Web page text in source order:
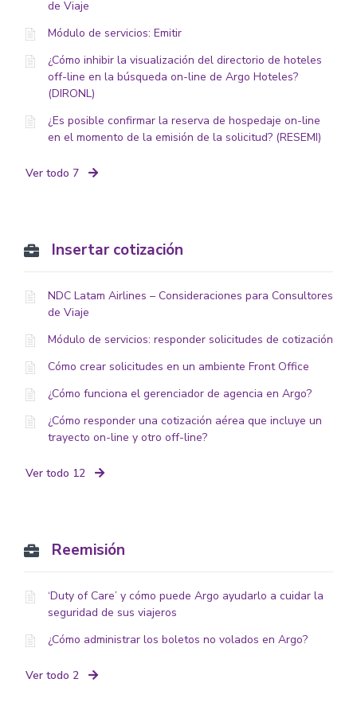
de Viaje
Módulo de servicios: Emitir
¿Cómo inhibir la visualización del directorio de hoteles
off-line en la búsqueda on-line de Argo Hoteles?
(DIRONL)
¿Es posible confirmar la reserva de hospedaje on-line
en el momento de la emisión de la solicitud? (RESEMI)
Ver todo 7
Insertar cotización
NDC Latam Airlines – Consideraciones para Consultores
de Viaje
Módulo de servicios: responder solicitudes de cotización
Cómo crear solicitudes en un ambiente Front Office
¿Cómo funciona el gerenciador de agencia en Argo?
¿Cómo responder una cotización aérea que incluye un
trayecto on-line y otro off-line?
Ver todo 12
Reemisión
‘Duty of Care’ y cómo puede Argo ayudarlo a cuidar la
seguridad de sus viajeros
¿Cómo administrar los boletos no volados en Argo?
Ver todo 2